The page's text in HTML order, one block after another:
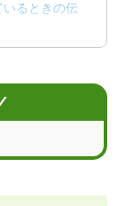
るときの伝